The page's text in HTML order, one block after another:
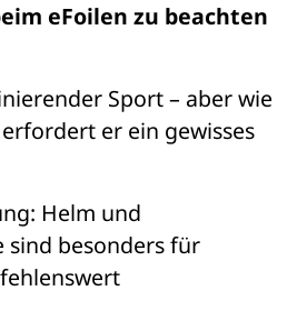
eFoilen zu beachten
Sport – aber wie
er ein gewisses
: Helm und
sind besonders für